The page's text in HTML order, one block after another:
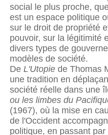
social le plus proche,
est un espace politique
sur le droit de propriété
pouvoir, sur la légitimité
divers types de
modèles de société.
De L'Utopie de Thomas
une tradition en
société réelle dans une
ou les limbes du
(1967), où la mise en
de l'Occident
politique, en passant par